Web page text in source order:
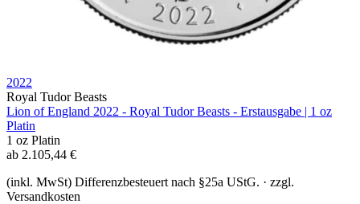
2022
Royal Tudor Beasts
Lion of England 2022 - Royal Tudor Beasts - Erstausgabe | 1 oz
Platin
1 oz Platin
ab 2.105,44 €
(inkl. MwSt) Differenzbesteuert nach §25a UStG. · zzgl.
Versandkosten